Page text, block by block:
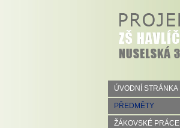
ÚVODNÍ STRÁNKA
PŘEDMĚTY
ŽÁKOVSKÉ PRÁCE